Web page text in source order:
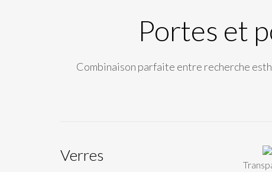
Portes et
Combinaison parfaite entre recherche
Verres